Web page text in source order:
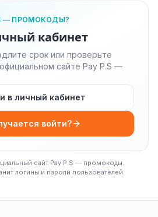
— ПРОМОКОДЫ?
кабинет
срок или проверьте
сайте Pay P.S —
в личный кабинет
войти?
сайт Pay P.S — промокоды.
логины и пароли пользователей.